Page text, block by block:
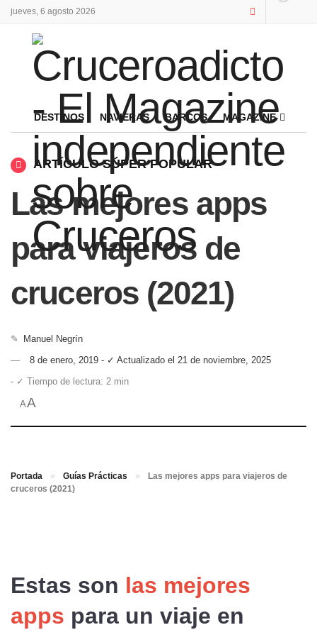
jueves, 6 agosto 2026
DESTINOS NAVIERAS BARCOS MAGAZINE
ARTÍCULO SÚPER POPULAR
Las mejores apps
para viajeros de
cruceros (2021)
✎
Manuel Negrín
8 de enero, 2019 - ✓ Actualizado el 21 de noviembre, 2025
- ✓ Tiempo de lectura: 2 min
AA
Portada » Guías Prácticas »
Las mejores apps para viajeros de
cruceros (2021)
Estas son las mejores
apps para un viaje en